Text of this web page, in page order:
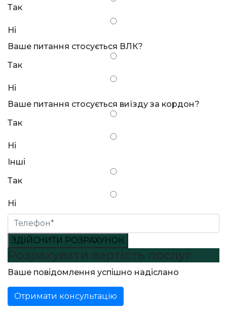
Так
Ні
Ваше питання стосується ВЛК?
Так
Ні
Ваше питання стосується виїзду за кордон?
Так
Ні
Інші
Так
Ні
ЗДІЙСНИТИ РОЗРАХУНОК
Розрахувати вартість послуг
Ваше повідомлення успішно надіслано
Отримати консультацію